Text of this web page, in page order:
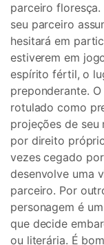
parceiro
seu parceiro
hesitará em
estiverem em
espírito fértil, o
preponderante.
rotulado como
projeções de seu
por direito
vezes cegado
desenvolve uma
parceiro. Por
personagem é
que decide
ou literária. É